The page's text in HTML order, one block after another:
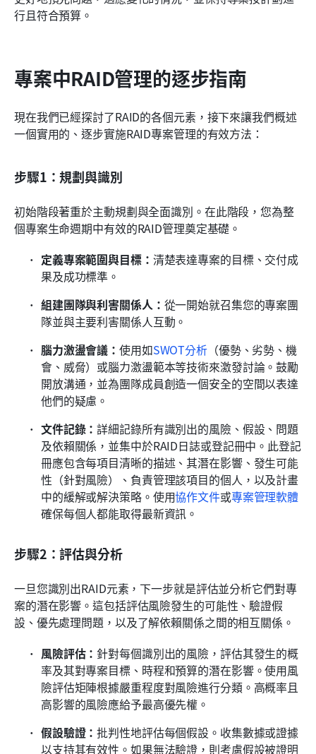
行且符合預算。
專案中RAID管理的逐步指南
現在我們已經探討了RAID的各個元素，接下來讓我們概述
一個實用的、逐步實施RAID專案管理的有效方法：
步驟1：規劃與識別
初始階段著重於主動規劃與全面識別。在此階段，您為整
個專案生命週期中有效的RAID管理奠定基礎。
定義專案範圍與目標： 清楚表達專案的目標、交付成
果及成功標準。
組建團隊與利害關係人： 從一開始就召集您的專案團
隊並與主要利害關係人互動。
腦力激盪會議：使用如SWOT分析（優勢、劣勢、機
會、威脅）或腦力激盪範本等技術來激發討論。鼓勵
開放溝通，並為團隊成員創造一個安全的空間以表達
他們的疑慮。
文件記錄：詳細記錄所有識別出的風險、假設、問題
及依賴關係，並集中於RAID日誌或登記冊中。此登記
冊應包含每項目清晰的描述、其潛在影響、發生可能
性（針對風險）、負責管理該項目的個人，以及計畫
中的緩解或解決策略。使用協作文件或專案管理軟體
確保每個人都能取得最新資訊。
步驟2：評估與分析
一旦您識別出RAID元素，下一步就是評估並分析它們對專
案的潛在影響。這包括評估風險發生的可能性、驗證假
設、優先處理問題，以及了解依賴關係之間的相互關係。
風險評估： 針對每個識別出的風險，評估其發生的概
率及其對專案目標、時程和預算的潛在影響。使用風
險評估矩陣根據嚴重程度對風險進行分類。高概率且
高影響的風險應給予最高優先權。
假設驗證：批判性地評估每個假設。收集數據或證據
以支持其有效性。如果無法驗證，則考慮假設被證明